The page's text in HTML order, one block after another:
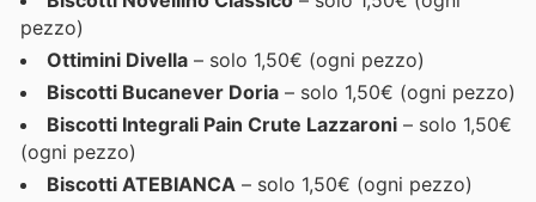
pezzo)
Ottimini Divella – solo 1,50€ (ogni pezzo)
Biscotti Bucanever Doria – solo 1,50€ (ogni pezzo)
Biscotti Integrali Pain Crute Lazzaroni – solo 1,50€
(ogni pezzo)
Biscotti ATEBIANCA – solo 1,50€ (ogni pezzo)